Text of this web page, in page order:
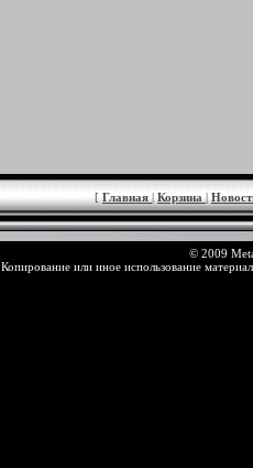
[ Главная | Корзина |
© 2009
Копирование или иное использование